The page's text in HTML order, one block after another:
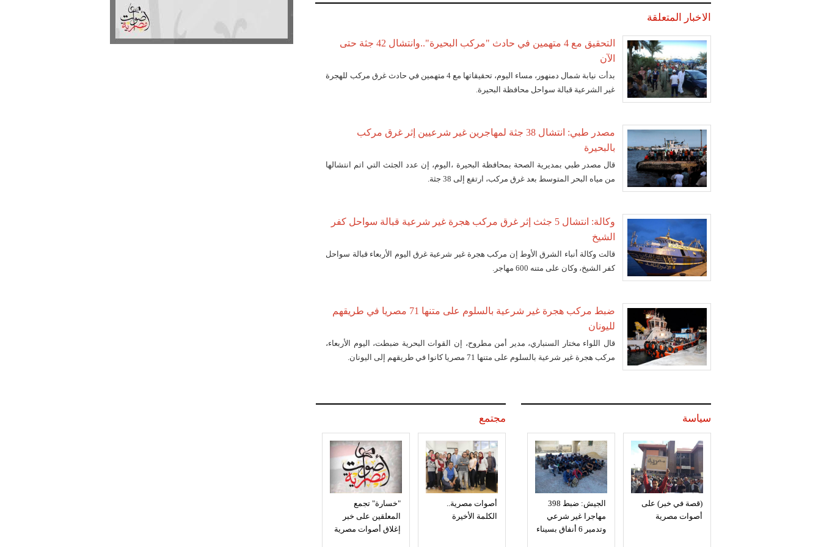
الاخبار المتعلقة
التحقيق مع 4 متهمين في حادث "مركب البحيرة"..وانتشال 42 جثة حتى
الآن
بدأت نيابة شمال دمنهور، مساء اليوم، تحقيقاتها مع 4 متهمين في حادث غرق مركب للهجرة
غير الشرعية قبالة سواحل محافظة البحيرة.
مصدر طبي: انتشال 38 جثة لمهاجرين غير شرعيين إثر غرق مركب
بالبحيرة
قال مصدر طبي بمديرية الصحة بمحافظة البحيرة ،اليوم، إن عدد الجثث التي اتم انتشالها
من مياه البحر المتوسط بعد غرق مركب، ارتفع إلى 38 جثة.
وكالة: انتشال 5 جثث إثر غرق مركب هجرة غير شرعية قبالة سواحل كفر
الشيخ
قالت وكالة أنباء الشرق الأوط إن مركب هجرة غير شرعية غرق اليوم الأربعاء قبالة سواحل
كفر الشيخ، وكان على متنه 600 مهاجر.
ضبط مركب هجرة غير شرعية بالسلوم على متنها 71 مصريا في طريقهم
لليونان
قال اللواء مختار السنباري، مدير أمن مطروح، إن القوات البحرية ضبطت، اليوم الأربعاء،
مركب هجرة غير شرعية بالسلوم على متنها 71 مصريا كانوا في طريقهم إلى اليونان.
سياسة
(قصة في خبر) على
أصوات مصرية
الجيش: ضبط 398
مهاجرا غير شرعي
وتدمير 6 أنفاق بسيناء
مجتمع
أصوات مصرية..
الكلمة الأخيرة
"خسارة" تجمع
المعلقين على خبر
إغلاق أصوات مصرية